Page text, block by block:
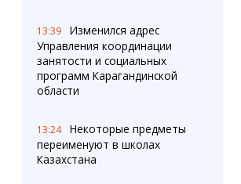
13:39
Изменился адрес
Управления координации
занятости и социальных
программ Карагандинской
области
13:24
Некоторые предметы
переименуют в школах
Казахстана